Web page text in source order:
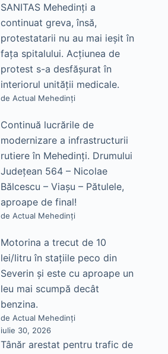
SANITAS Mehedinți a
continuat greva, însă,
protestatarii nu au mai ieșit în
fața spitalului. Acțiunea de
protest s-a desfășurat în
interiorul unității medicale.
de Actual Mehedinți
Continuă lucrările de
modernizare a infrastructurii
rutiere în Mehedinți. Drumului
Județean 564 – Nicolae
Bălcescu – Viașu – Pătulele,
aproape de final!
de Actual Mehedinți
Motorina a trecut de 10
lei/litru în stațiile peco din
Severin și este cu aproape un
leu mai scumpă decât
benzina.
de Actual Mehedinți
iulie 30, 2026
Tânăr arestat pentru trafic de